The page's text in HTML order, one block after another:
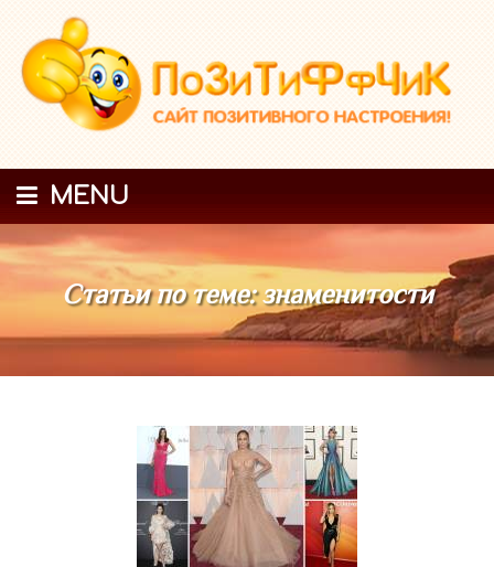
MENU
Статьи по теме: знаменитости